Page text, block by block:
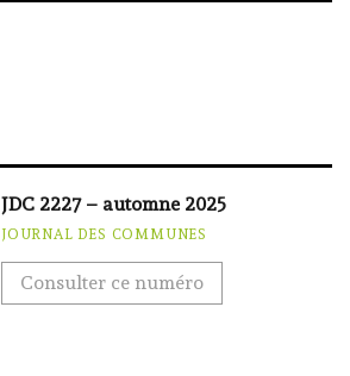
JDC 2227 – automne 2025
JOURNAL DES COMMUNES
Consulter ce numéro